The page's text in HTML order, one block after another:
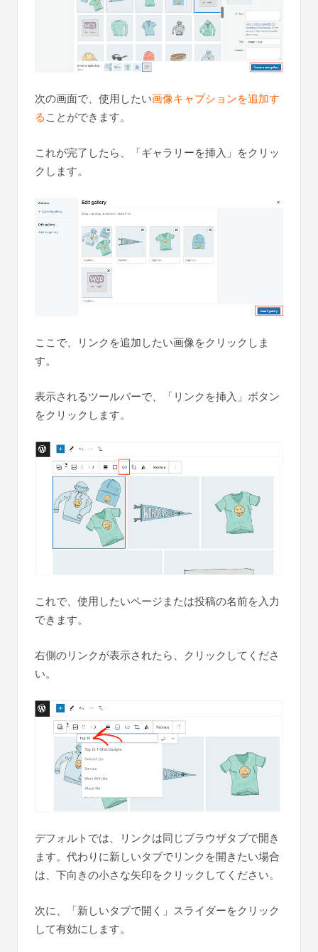
次の画面で、使用したい画像キャプションを追加す
ることができます。
これが完了したら、「ギャラリーを挿入」をクリッ
クします。
ここで、リンクを追加したい画像をクリックしま
す。
表示されるツールバーで、「リンクを挿入」ボタン
をクリックします。
これで、使用したいページまたは投稿の名前を入力
できます。
右側のリンクが表示されたら、クリックしてくださ
い。
デフォルトでは、リンクは同じブラウザタブで開き
ます。代わりに新しいタブでリンクを開きたい場合
は、下向きの小さな矢印をクリックしてください。
次に、「新しいタブで開く」スライダーをクリック
して有効にします。